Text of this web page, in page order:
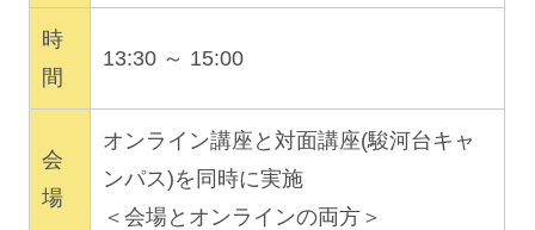
時
間
13:30 ～ 15:00
会
場
オンライン講座と対面講座(駿河台キャ
ンパス)を同時に実施
＜会場とオンラインの両方＞